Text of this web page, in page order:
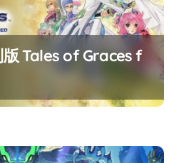
Tales of Graces f